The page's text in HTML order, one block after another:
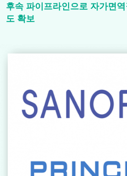
후속 파이프라인으로 자가면
도 확보